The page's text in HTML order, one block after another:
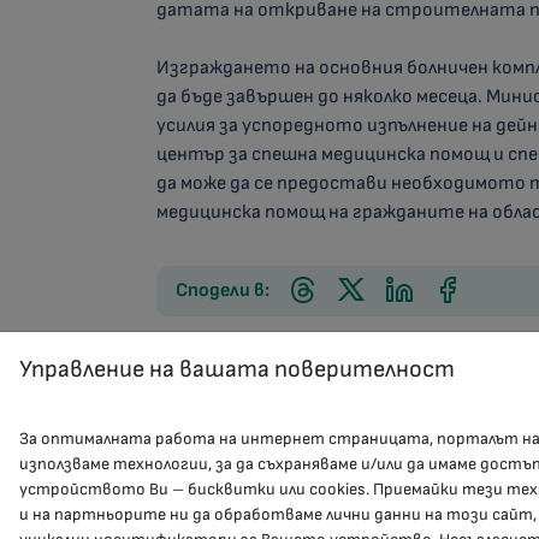
датата на откриване на строителната
Изграждането на основния болничен
да бъде завършен до няколко месеца.
усилия за успоредното изпълнение на
център за спешна медицинска помощ и
да може да се предостави необходимото
медицинска помощ на гражданите на
Сподели в:
Управление на вашата поверителност
За оптималната работа на интернет страницата, порталът
използваме технологии, за да съхраняваме и/или да имаме
устройството Ви – бисквитки или cookies. Приемайки тези
и на партньорите ни да обработваме лични данни на този